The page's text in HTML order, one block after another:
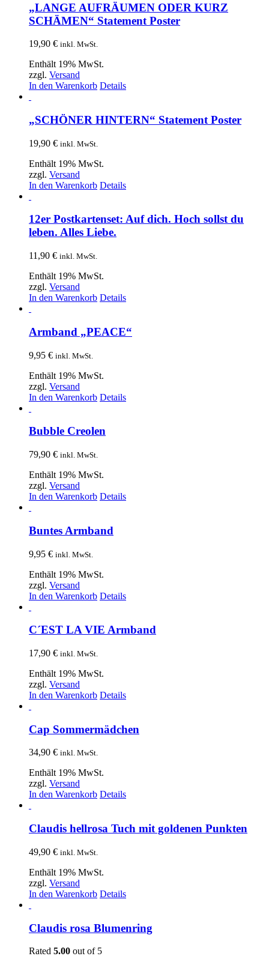
„LANGE AUFRÄUMEN ODER KURZ
SCHÄMEN“ Statement Poster
19,90 € inkl. MwSt.
Enthält 19% MwSt.
zzgl. Versand
In den Warenkorb Details
„SCHÖNER HINTERN“ Statement Poster
19,90 € inkl. MwSt.
Enthält 19% MwSt.
zzgl. Versand
In den Warenkorb Details
12er Postkartenset: Auf dich. Hoch sollst du
leben. Alles Liebe.
11,90 € inkl. MwSt.
Enthält 19% MwSt.
zzgl. Versand
In den Warenkorb Details
Armband „PEACE“
9,95 € inkl. MwSt.
Enthält 19% MwSt.
zzgl. Versand
In den Warenkorb Details
Bubble Creolen
79,90 € inkl. MwSt.
Enthält 19% MwSt.
zzgl. Versand
In den Warenkorb Details
Buntes Armband
9,95 € inkl. MwSt.
Enthält 19% MwSt.
zzgl. Versand
In den Warenkorb Details
C´EST LA VIE Armband
17,90 € inkl. MwSt.
Enthält 19% MwSt.
zzgl. Versand
In den Warenkorb Details
Cap Sommermädchen
34,90 € inkl. MwSt.
Enthält 19% MwSt.
zzgl. Versand
In den Warenkorb Details
Claudis hellrosa Tuch mit goldenen Punkten
49,90 € inkl. MwSt.
Enthält 19% MwSt.
zzgl. Versand
In den Warenkorb Details
Claudis rosa Blumenring
Rated 5.00 out of 5